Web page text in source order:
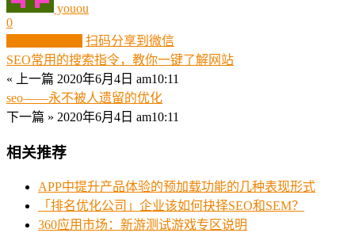
youou
0
扫码分享到微信
SEO常用的搜索指令，教你一键了解网站
« 上一篇 2020年6月4日 am10:11
seo――永不被人遗留的优化
下一篇 » 2020年6月4日 am10:11
相关推荐
APP中提升产品体验的预加载功能的几种表现形式
「排名优化公司」企业该如何抉择SEO和SEM？
360应用市场：新游测试游戏专区说明